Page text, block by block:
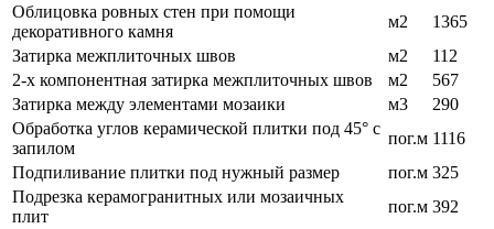
Облицовка ровных стен при помощи
декоративного камня
м2
1365
Затирка межплиточных швов
м2
112
2-х компонентная затирка межплиточных швов
м2
567
Затирка между элементами мозаики
м3
290
Обработка углов керамической плитки под 45° с
запилом
пог.м 1116
Подпиливание плитки под нужный размер
пог.м 325
Подрезка керамогранитных или мозаичных
плит
пог.м 392